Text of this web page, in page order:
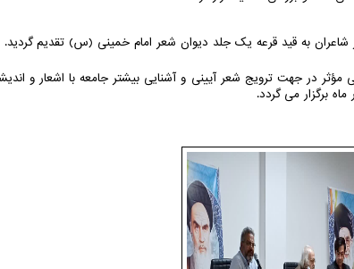
از شاعران به قید قرعه یک جلد دیوان شعر امام خمینی (س) تقدیم گردید.
مؤثر در جهت ترویج شعر آیینی و آشنایی بیشتر جامعه با اشعار و
برگزار می گردد.